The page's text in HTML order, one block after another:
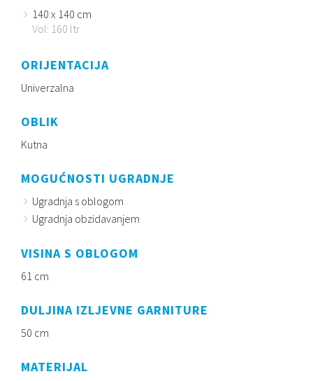
140 x 140 cm
Vol: 160 ltr
ORIJENTACIJA
Univerzalna
OBLIK
Kutna
MOGUĆNOSTI UGRADNJE
Ugradnja s oblogom
Ugradnja obzidavanjem
VISINA S OBLOGOM
61 cm
DULJINA IZLJEVNE GARNITURE
50 cm
MATERIJAL